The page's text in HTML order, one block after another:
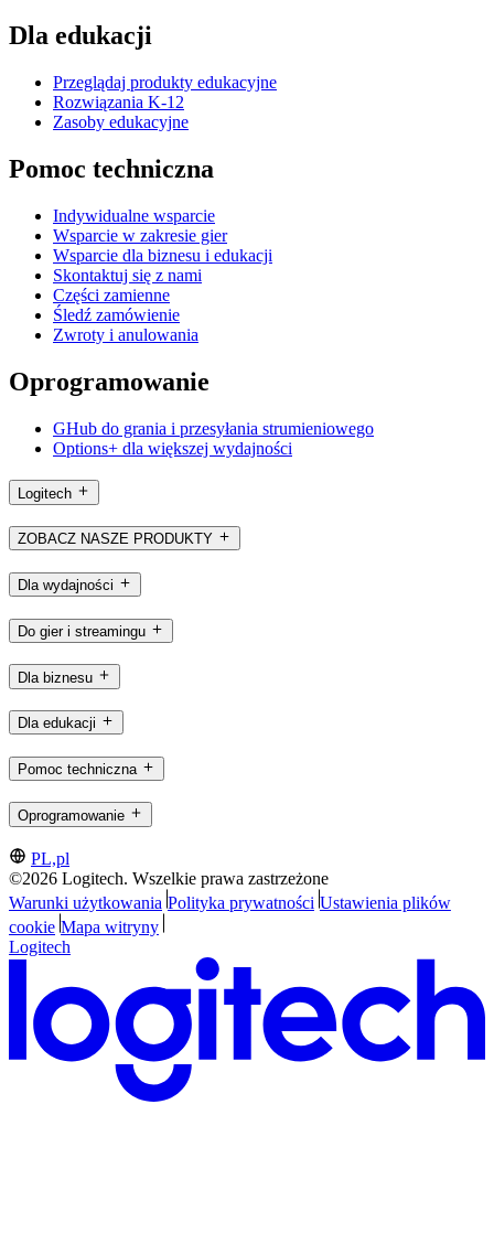
Dla edukacji
Przeglądaj produkty edukacyjne
Rozwiązania K-12
Zasoby edukacyjne
Pomoc techniczna
Indywidualne wsparcie
Wsparcie w zakresie gier
Wsparcie dla biznesu i edukacji
Skontaktuj się z nami
Części zamienne
Śledź zamówienie
Zwroty i anulowania
Oprogramowanie
GHub do grania i przesyłania strumieniowego
Options+ dla większej wydajności
Logitech
ZOBACZ NASZE PRODUKTY
Dla wydajności
Do gier i streamingu
Dla biznesu
Dla edukacji
Pomoc techniczna
Oprogramowanie
PL,pl
©2026 Logitech. Wszelkie prawa zastrzeżone
Warunki użytkowania Polityka prywatności Ustawienia plików
cookie Mapa witryny
Logitech